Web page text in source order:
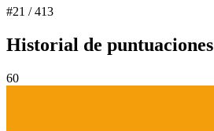
#21 /413
Historial de puntuaciones
60